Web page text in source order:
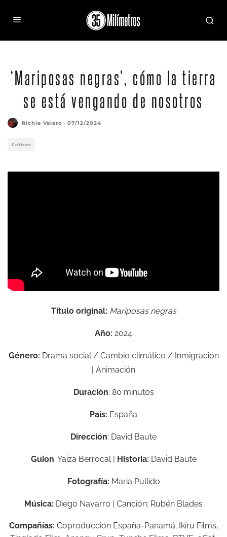
‘Mariposas negras’, cómo la tierra
se está vengando de nosotros
Richie Valero · 07/12/2024
Críticas
Título original: Mariposas negras
Año: 2024
Género: Drama social / Cambio climático / Inmigración
| Animación
Duración: 80 minutos
País: España
Dirección: David Baute
Guion: Yaiza Berrocal | Historia: David Baute
Fotografía: Maria Pullido
Música: Diego Navarro | Canción: Rubén Blades
Compañías: Coproducción España-Panamá; Ikiru Films,